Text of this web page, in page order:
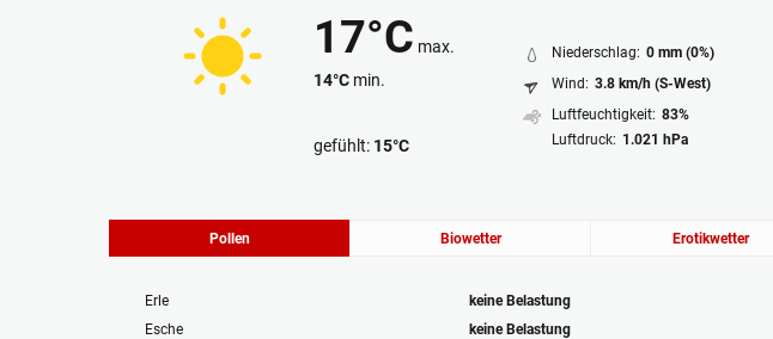
17°Cmax.
14°C min.
gefühlt: 15°C
Niederschlag: 0 mm (0%)
Wind: 3.8 km/h (S-West)
Luftfeuchtigkeit: 83%
Luftdruck: 1.021 hPa
Pollen Biowetter Erotikwetter
Erle
keine Belastung
Esche
keine Belastung